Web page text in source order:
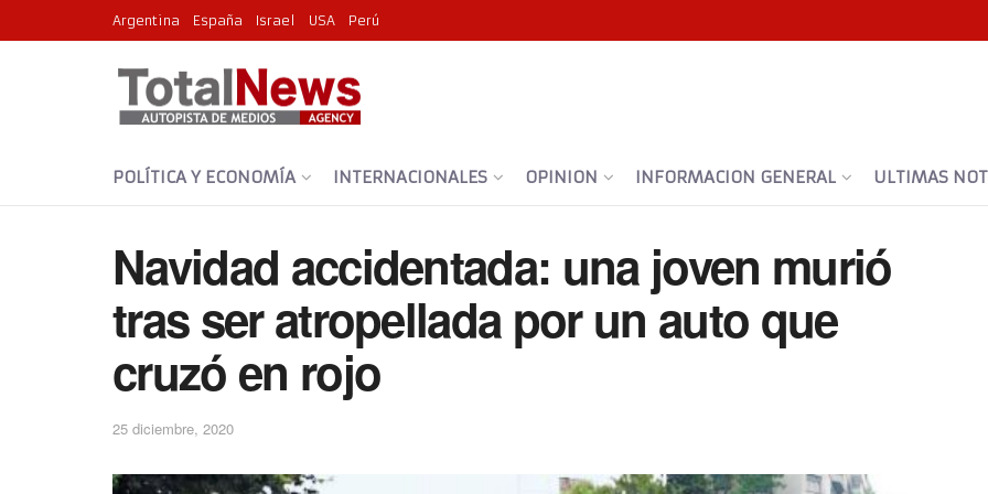
Argentina España Israel USA Perú
POLÍTICA Y ECONOMÍA INTERNACIONALES OPINION INFORMACION GENERAL ULTIMAS
Navidad accidentada: una joven murió
tras ser atropellada por un auto que
cruzó en rojo
25 diciembre, 2020